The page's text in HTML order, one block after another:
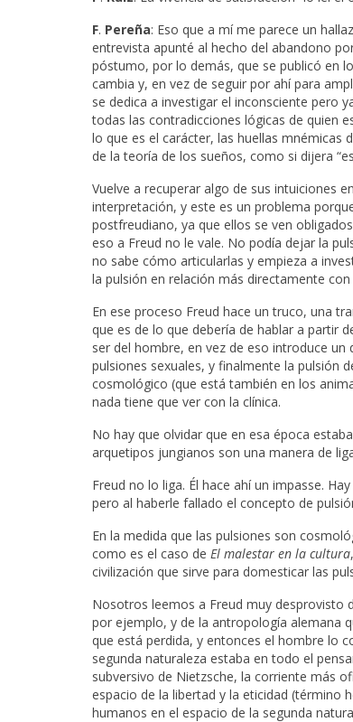
F. Pereña: Eso que a mí me parece un
entrevista apunté al hecho del abandono
póstumo, por lo demás, que se publicó en
cambia y, en vez de seguir por ahí para
se dedica a investigar el inconsciente pero
todas las contradicciones lógicas de quien
lo que es el carácter, las huellas mnémicas
de la teoría de los sueños, como si dijera
Vuelve a recuperar algo de sus intuiciones
interpretación, y este es un problema
postfreudiano, ya que ellos se ven
eso a Freud no le vale. No podía dejar la
no sabe cómo articularlas y empieza a
la pulsión en relación más directamente
En ese proceso Freud hace un truco, una
que es de lo que debería de hablar a partir
ser del hombre, en vez de eso introduce
pulsiones sexuales, y finalmente la pulsión
cosmológico (que está también en los
nada tiene que ver con la clínica.
No hay que olvidar que en esa época
arquetipos jungianos son una manera de
Freud no lo liga. Él hace ahí un impasse.
pero al haberle fallado el concepto de
En la medida que las pulsiones son
como es el caso de El malestar en la cultura
civilización que sirve para domesticar las
Nosotros leemos a Freud muy desprovisto
por ejemplo, y de la antropología alemana
que está perdida, y entonces el hombre lo
segunda naturaleza estaba en todo el
subversivo de Nietzsche, la corriente más
espacio de la libertad y la eticidad (término
humanos en el espacio de la segunda